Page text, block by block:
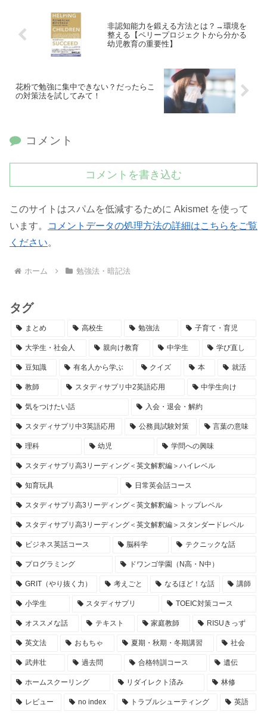
非認知能力を鍛える方法とは？→環境を
整える【ペリープロジェクトから分かる
幼児教育の重要性】
花粉で勉強に集中できない？だったらこ
の対策法を試してみて！
コメント
コメントを書き込む
このサイトはスパムを低減するために Akismet を使って
います。
コメントデータの処理方法の詳細はこちらをご覧
ください。
ホーム 勉強法・暗記法
タグ
まとめ 高校生 勉強法 子育て・育児
大学生・社会人 親向け教育 中学生 学び直し
豆知識 有名人から学ぶ クイズ 本 就活
教師 スタディサプリ中2英語応用 中学生向け
気をつけたい話 入会・退会・解約
スタディサプリ中3英語応用 公務員試験対策 言葉の意味
理科 幼児 学問への興味
スタディサプリ高3リーディング＜英文解釈編＞ハイレベル
知育玩具 日常英会話コース
スタディサプリ高3リーディング＜英文解釈編＞トップレベル
スタディサプリ高3リーディング＜英文解釈編＞スタンダードレベル
ビジネス英話コース 脳科学 テクニックな話
プログラミング ドワンゴ学園（N高・N中）
GRIT（やり抜く力） 考えごと なるほど！な話 講師
小学生 スタディサプリ TOEIC対策コース
オススメな話 テキスト 家庭教師 RISUきっず
英文法 おもちゃ 夏期・秋期・冬期講習 社会
武井壮 過去問 合格特訓コース 遺伝
ホームスクーリング リダイレクト済み 林修
レビュー no index トラブルシューティング 英語